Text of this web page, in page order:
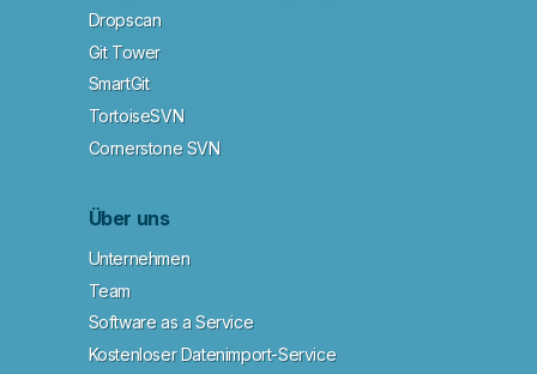
Dropscan
Git Tower
SmartGit
TortoiseSVN
Cornerstone SVN
Über uns
Unternehmen
Team
Software as a Service
Kostenloser Datenimport-Service